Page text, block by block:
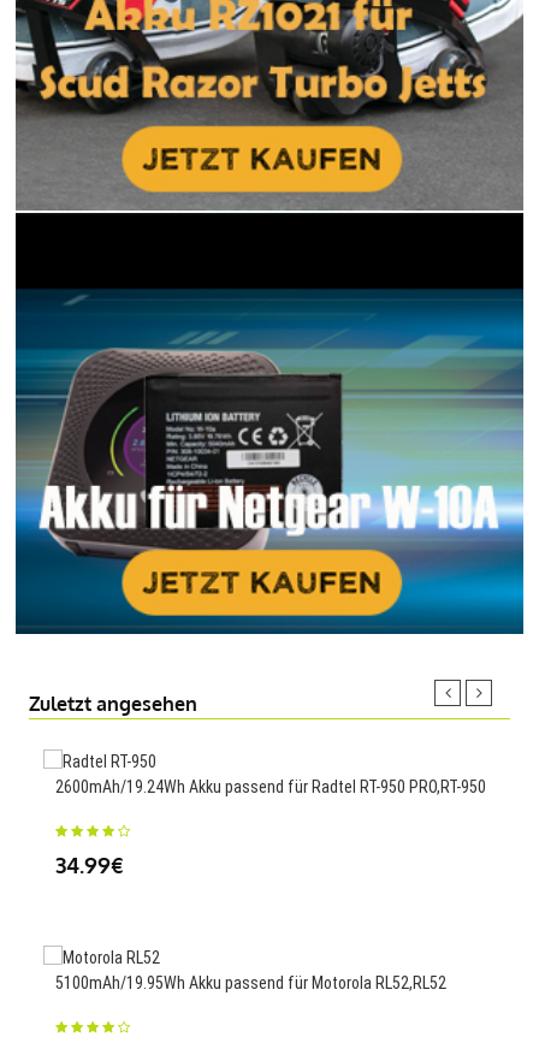
Zuletzt angesehen
2600mAh/19.24Wh Akku passend für Radtel RT-950 PRO,RT-950
34.99€
5100mAh/19.95Wh Akku passend für Motorola RL52,RL52